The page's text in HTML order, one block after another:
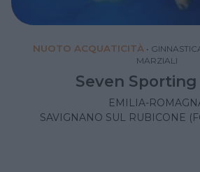
NUOTO ACQUATICITÀ •
MARZIALI
Seven
EMILIA-
SAVIGNANO SUL RUBICONE